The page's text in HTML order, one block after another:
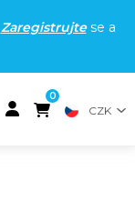
Zaregistrujtese a
0
CZK